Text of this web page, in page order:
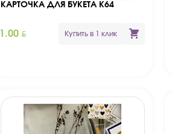
КАРТОЧКА ДЛЯ БУКЕТА К64
1.00BYN Купить в 1 клик